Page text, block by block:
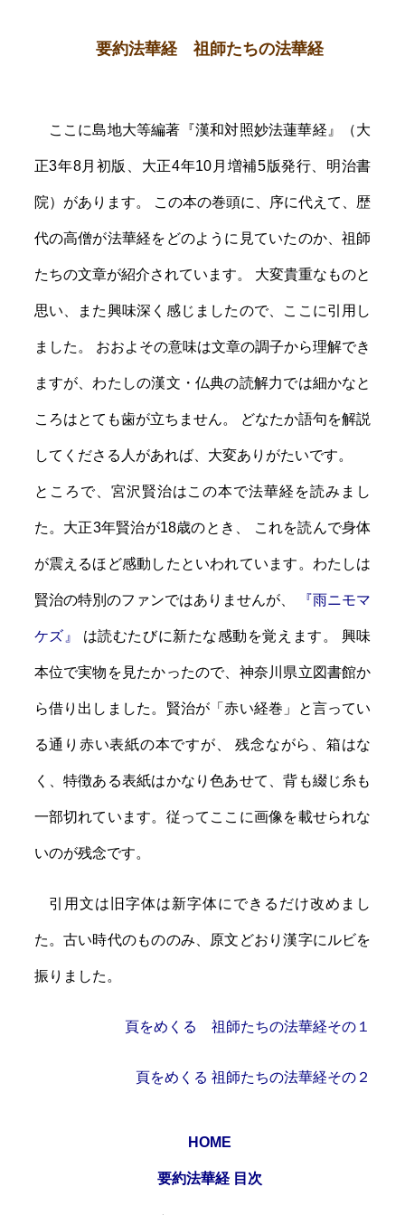
要約法華経 祖師たちの法華経
ここに島地大等編著『漢和対照妙法蓮華経』（大
正3年8月初版、大正4年10月増補5版発行、明治書
院）があります。 この本の巻頭に、序に代えて、歴
代の高僧が法華経をどのように見ていたのか、祖師
たちの文章が紹介されています。 大変貴重なものと
思い、また興味深く感じましたので、ここに引用し
ました。 おおよその意味は文章の調子から理解でき
ますが、わたしの漢文・仏典の読解力では細かなと
ころはとても歯が立ちません。 どなたか語句を解説
してくださる人があれば、大変ありがたいです。
ところで、宮沢賢治はこの本で法華経を読みまし
た。大正3年賢治が18歳のとき、 これを読んで身体
が震えるほど感動したといわれています。わたしは
賢治の特別のファンではありませんが、 『雨ニモマ
ケズ』 は読むたびに新たな感動を覚えます。 興味
本位で実物を見たかったので、神奈川県立図書館か
ら借り出しました。賢治が「赤い経巻」と言ってい
る通り赤い表紙の本ですが、 残念ながら、箱はな
く、特徴ある表紙はかなり色あせて、背も綴じ糸も
一部切れています。従ってここに画像を載せられな
いのが残念です。
引用文は旧字体は新字体にできるだけ改めまし
た。古い時代のもののみ、原文どおり漢字にルビを
振りました。
頁をめくる 祖師たちの法華経その１
頁をめくる 祖師たちの法華経その２
HOME
要約法華経 目次